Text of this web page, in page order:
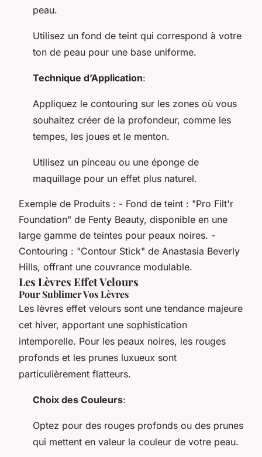
peau.
Utilisez un fond de teint qui correspond à votre
ton de peau pour une base uniforme.
Technique d’Application:
Appliquez le contouring sur les zones où vous
souhaitez créer de la profondeur, comme les
tempes, les joues et le menton.
Utilisez un pinceau ou une éponge de
maquillage pour un effet plus naturel.
Exemple de Produits : - Fond de teint : "Pro Filt'r
Foundation" de Fenty Beauty, disponible en une
large gamme de teintes pour peaux noires. -
Contouring : "Contour Stick" de Anastasia Beverly
Hills, offrant une couvrance modulable.
Les Lèvres Effet Velours
Pour Sublimer Vos Lèvres
Les lèvres effet velours sont une tendance majeure
cet hiver, apportant une sophistication
intemporelle. Pour les peaux noires, les rouges
profonds et les prunes luxueux sont
particulièrement flatteurs.
Choix des Couleurs:
Optez pour des rouges profonds ou des prunes
qui mettent en valeur la couleur de votre peau.